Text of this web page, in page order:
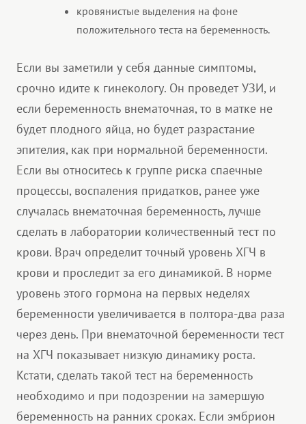
кровянистые выделения на фоне
положительного теста на беременность.
Если вы заметили у себя данные симптомы,
срочно идите к гинекологу. Он проведет УЗИ, и
если беременность внематочная, то в матке не
будет плодного яйца, но будет разрастание
эпителия, как при нормальной беременности.
Если вы относитесь к группе риска спаечные
процессы, воспаления придатков, ранее уже
случалась внематочная беременность, лучше
сделать в лаборатории количественный тест по
крови. Врач определит точный уровень ХГЧ в
крови и проследит за его динамикой. В норме
уровень этого гормона на первых неделях
беременности увеличивается в полтора-два раза
через день. При внематочной беременности тест
на ХГЧ показывает низкую динамику роста.
Кстати, сделать такой тест на беременность
необходимо и при подозрении на замершую
беременность на ранних сроках. Если эмбрион